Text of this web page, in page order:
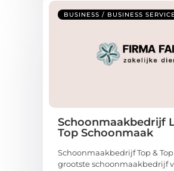
BUSINESS / BUSINESS
Schoonmaakbedrijf
Top Schoonmaak
Schoonmaakbedrijf Top &
grootste schoonmaakbedrijf